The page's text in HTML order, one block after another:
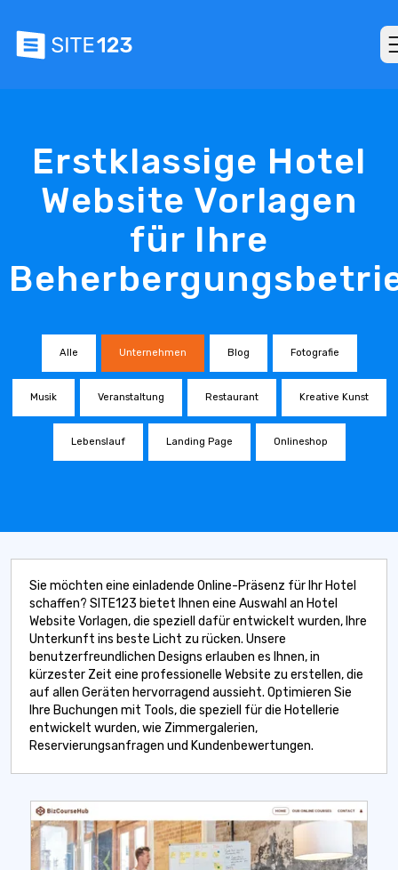
Erstklassige Hotel
Website Vorlagen
für Ihre
Alle Unternehmen Blog Fotografie
Musik Veranstaltung Restaurant Kreative Kunst
Lebenslauf Landing Page Onlineshop
Sie möchten eine einladende Online-Präsenz für Ihr Hotel
schaffen? SITE123 bietet Ihnen eine Auswahl an Hotel
Website Vorlagen, die speziell dafür entwickelt wurden, Ihre
Unterkunft ins beste Licht zu rücken. Unsere
benutzerfreundlichen Designs erlauben es Ihnen, in
kürzester Zeit eine professionelle Website zu erstellen, die
auf allen Geräten hervorragend aussieht. Optimieren Sie
Ihre Buchungen mit Tools, die speziell für die Hotellerie
entwickelt wurden, wie Zimmergalerien,
Reservierungsanfragen und Kundenbewertungen.